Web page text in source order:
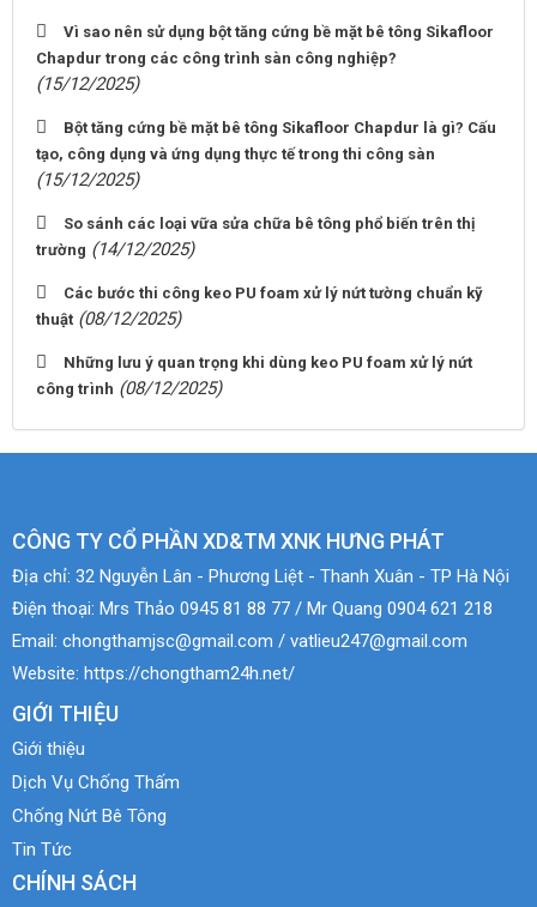
Vì sao nên sử dụng bột tăng cứng bề mặt bê tông Sikafloor
Chapdur trong các công trình sàn công nghiệp?
(15/12/2025)
Bột tăng cứng bề mặt bê tông Sikafloor Chapdur là gì? Cấu
tạo, công dụng và ứng dụng thực tế trong thi công sàn
(15/12/2025)
So sánh các loại vữa sửa chữa bê tông phổ biến trên thị
trường (14/12/2025)
Các bước thi công keo PU foam xử lý nứt tường chuẩn kỹ
thuật (08/12/2025)
Những lưu ý quan trọng khi dùng keo PU foam xử lý nứt
công trình (08/12/2025)
CÔNG TY CỔ PHẦN XD&TM XNK HƯNG PHÁT
Địa chỉ: 32 Nguyễn Lân - Phương Liệt - Thanh Xuân - TP Hà Nội
Điện thoại: Mrs Thảo 0945 81 88 77 / Mr Quang 0904 621 218
Email: chongthamjsc@gmail.com / vatlieu247@gmail.com
Website: https://chongtham24h.net/
GIỚI THIỆU
Giới thiệu
Dịch Vụ Chống Thấm
Chống Nứt Bê Tông
Tin Tức
CHÍNH SÁCH